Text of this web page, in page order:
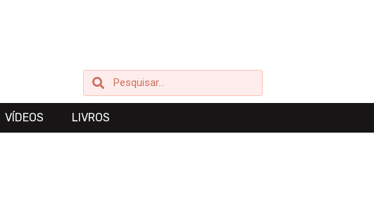
PesquisarPesquisar
VÍDEOS LIVROS